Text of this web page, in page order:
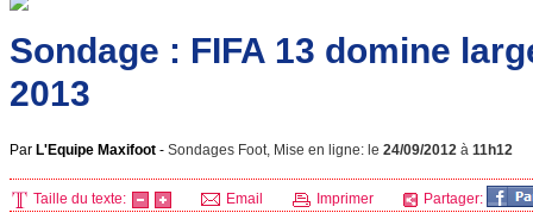
Sondage : FIFA 13 domine
2013
Par L'Equipe Maxifoot - Sondages Foot, Mise en ligne: le 24/09/2012 à 11h12
Taille du texte: Email Imprimer Partager: